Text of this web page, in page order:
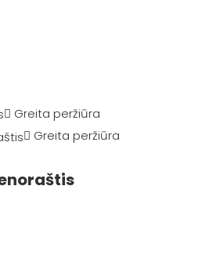
Greita peržiūra
Greita peržiūra